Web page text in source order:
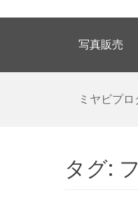
content
写真販売
ミヤビプ
タグ: